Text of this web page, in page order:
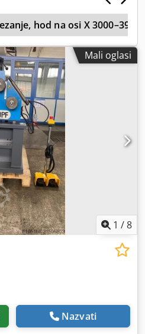
Djdpfx Ajy H N Hmop Aekr
set valjakahod na osi X 3000–3999
Mali oglasi
1 /8
Nazvati